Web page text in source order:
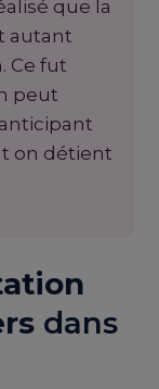
que la
autant
Ce fut
peut
on détient
dans